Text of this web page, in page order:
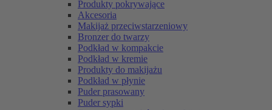
Produkty pokrywające
Akcesoria
Makijaż przeciwstarzeniowy
Bronzer do twarzy
Podkład w kompakcie
Podkład w kremie
Produkty do makijażu
Podkład w płynie
Puder prasowany
Puder sypki